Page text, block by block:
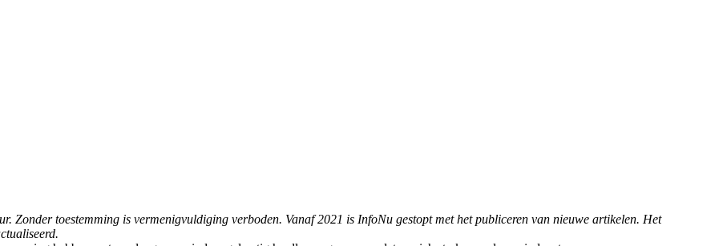
Zonder toestemming is vermenigvuldiging verboden. Vanaf 2021 is InfoNu gestopt met het publiceren van nieuwe artikelen. Het